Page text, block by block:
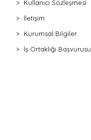
Kullanıcı Sözleşmesi
İletişim
Kurumsal Bilgiler
İş Ortaklığı Başvurusu